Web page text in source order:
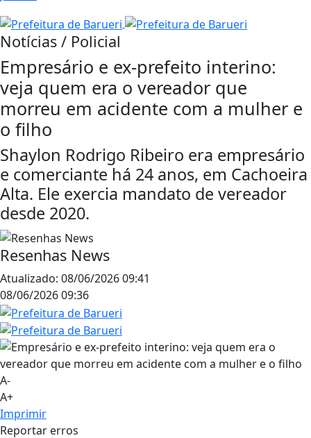
Notícias / Policial
Empresário e ex-prefeito interino:
veja quem era o vereador que
morreu em acidente com a mulher e
o filho
Shaylon Rodrigo Ribeiro era empresário
e comerciante há 24 anos, em Cachoeira
Alta. Ele exercia mandato de vereador
desde 2020.
Resenhas News
Atualizado: 08/06/2026 09:41
08/06/2026 09:36
A-
A+
Imprimir
Reportar erros